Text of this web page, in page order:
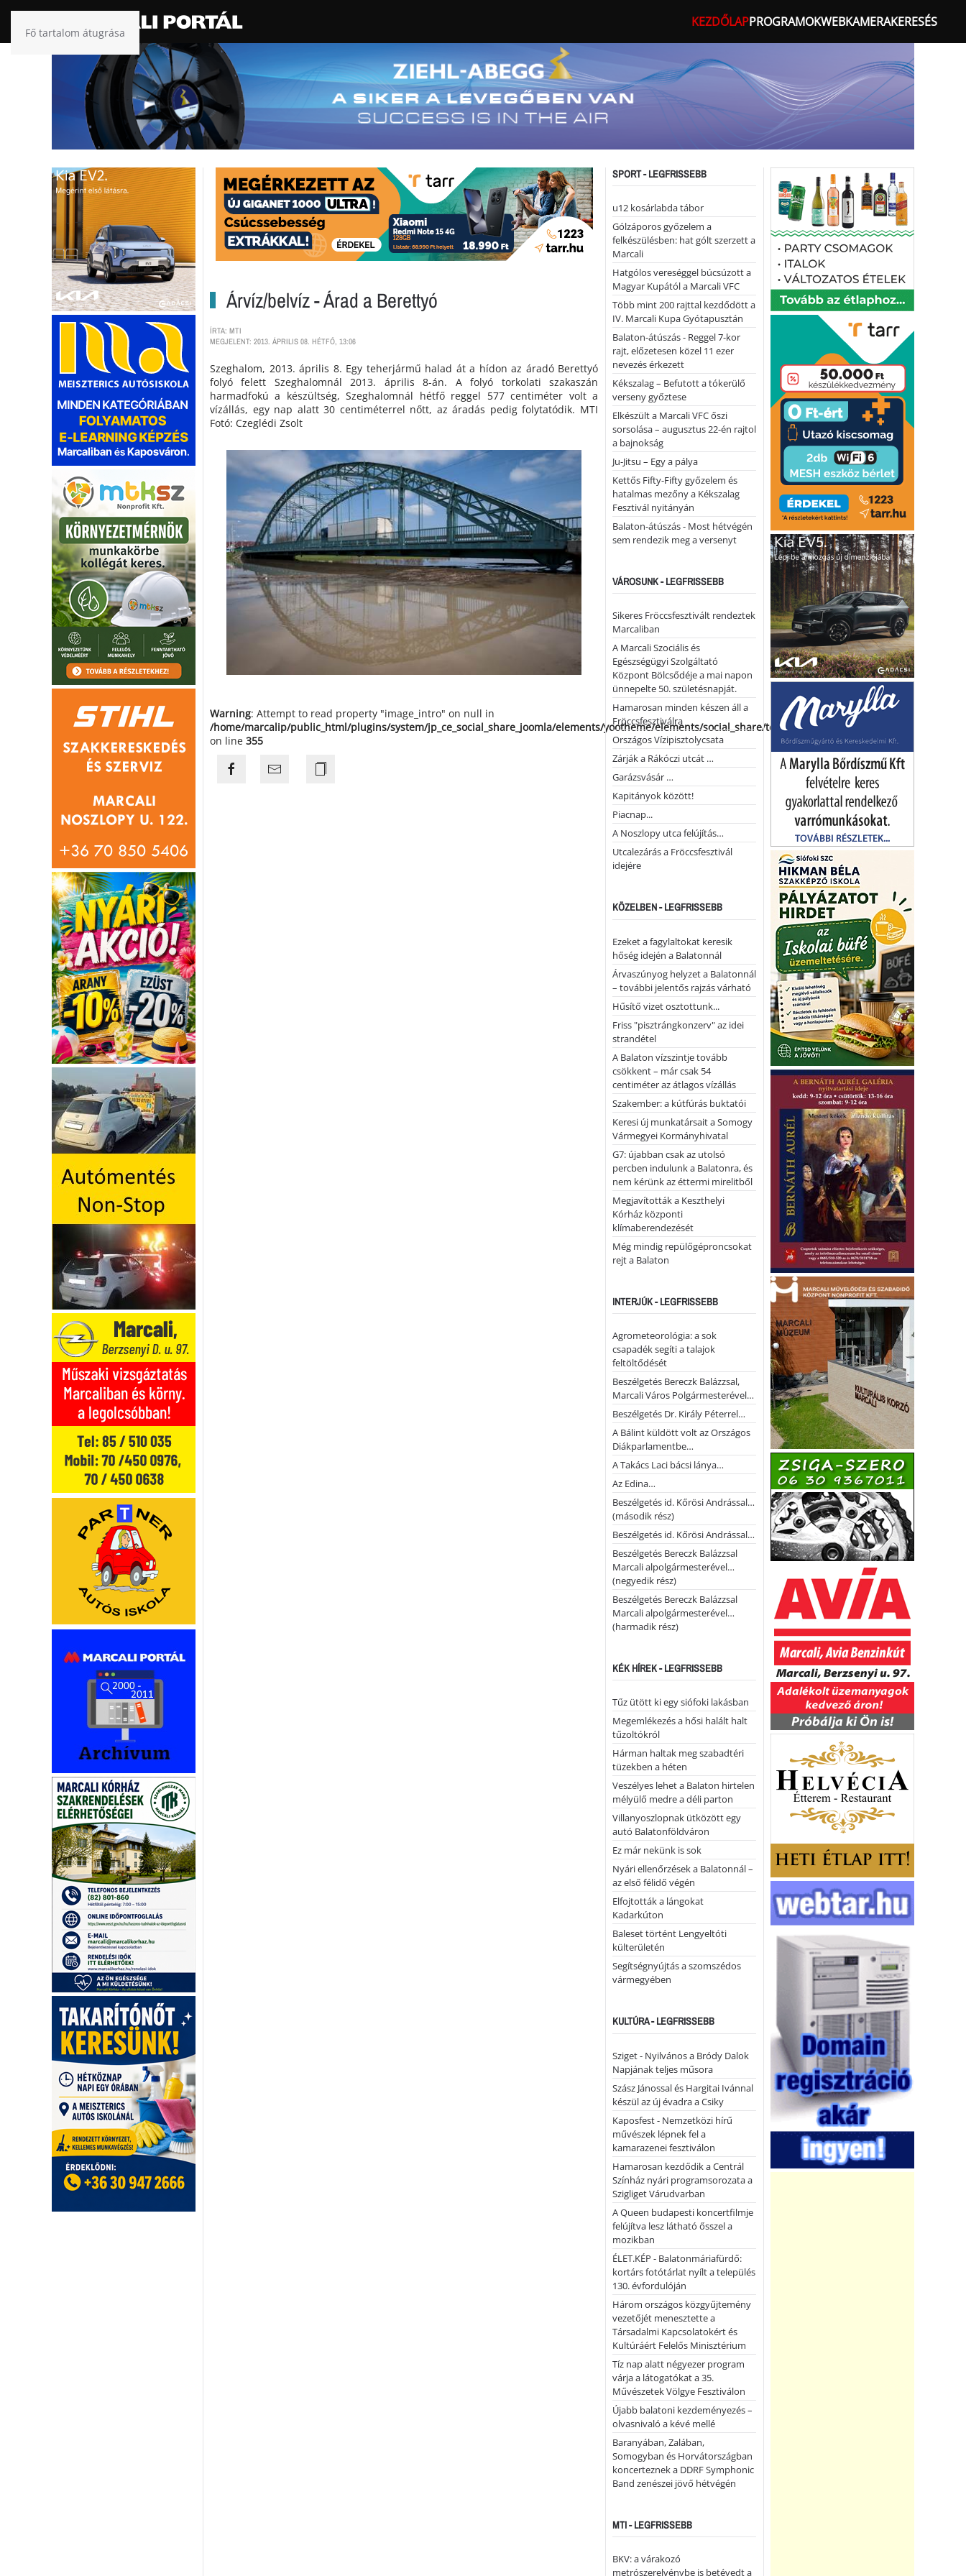
Fő tartalom átugrása
KEZDŐLAPPROGRAMOKWEBKAMERAKERESÉS
Árvíz/belvíz - Árad a Berettyó
ÍRTA: MTI
MEGJELENT: 2013. ÁPRILIS 08. HÉTFŐ, 13:06
Szeghalom, 2013. április 8. Egy teherjármű halad át a hídon az áradó Berettyó
folyó felett Szeghalomnál 2013. április 8-án. A folyó torkolati szakaszán
harmadfokú a készültség, Szeghalomnál hétfő reggel 577 centiméter volt a
vízállás, egy nap alatt 30 centiméterrel nőtt, az áradás pedig folytatódik. MTI
Fotó: Czeglédi Zsolt
Warning: Attempt to read property "image_intro" on null in
/home/marcalip/public_html/plugins/system/jp_ce_social_share_joomla/elements/yootheme/elements/social_share/templates/template.php
on line 355
SPORT - LEGFRISSEBB
u12 kosárlabda tábor
Gólzáporos győzelem a
felkészülésben: hat gólt szerzett a
Marcali
Hatgólos vereséggel búcsúzott a
Magyar Kupától a Marcali VFC
Több mint 200 rajttal kezdődött a
IV. Marcali Kupa Gyótapusztán
Balaton-átúszás - Reggel 7-kor
rajt, előzetesen közel 11 ezer
nevezés érkezett
Kékszalag – Befutott a tókerülő
verseny győztese
Elkészült a Marcali VFC őszi
sorsolása – augusztus 22-én rajtol
a bajnokság
Ju-Jitsu – Egy a pálya
Kettős Fifty-Fifty győzelem és
hatalmas mezőny a Kékszalag
Fesztivál nyitányán
Balaton-átúszás - Most hétvégén
sem rendezik meg a versenyt
VÁROSUNK - LEGFRISSEBB
Sikeres Fröccsfesztivált rendeztek
Marcaliban
A Marcali Szociális és
Egészségügyi Szolgáltató
Központ Bölcsődéje a mai napon
ünnepelte 50. születésnapját.
Hamarosan minden készen áll a
Fröccsfesztiválra
Országos Vízipisztolycsata
Zárják a Rákóczi utcát …
Garázsvásár …
Kapitányok között!
Piacnap...
A Noszlopy utca felújítás…
Utcalezárás a Fröccsfesztivál
idejére
KÖZELBEN - LEGFRISSEBB
Ezeket a fagylaltokat keresik
hőség idején a Balatonnál
Árvaszúnyog helyzet a Balatonnál
– további jelentős rajzás várható
Hűsítő vizet osztottunk...
Friss "pisztrángkonzerv" az idei
strandétel
A Balaton vízszintje tovább
csökkent – már csak 54
centiméter az átlagos vízállás
Szakember: a kútfúrás buktatói
Keresi új munkatársait a Somogy
Vármegyei Kormányhivatal
G7: újabban csak az utolsó
percben indulunk a Balatonra, és
nem kérünk az éttermi mirelitből
Megjavították a Keszthelyi
Kórház központi
klímaberendezését
Még mindig repülőgéproncsokat
rejt a Balaton
INTERJÚK - LEGFRISSEBB
Agrometeorológia: a sok
csapadék segíti a talajok
feltöltődését
Beszélgetés Bereczk Balázzsal,
Marcali Város Polgármesterével…
Beszélgetés Dr. Király Péterrel…
A Bálint küldött volt az Országos
Diákparlamentbe…
A Takács Laci bácsi lánya…
Az Edina…
Beszélgetés id. Kőrösi Andrással…
(második rész)
Beszélgetés id. Kőrösi Andrással…
Beszélgetés Bereczk Balázzsal
Marcali alpolgármesterével…
(negyedik rész)
Beszélgetés Bereczk Balázzsal
Marcali alpolgármesterével…
(harmadik rész)
KÉK HÍREK - LEGFRISSEBB
Tűz ütött ki egy siófoki lakásban
Megemlékezés a hősi halált halt
tűzoltókról
Hárman haltak meg szabadtéri
tüzekben a héten
Veszélyes lehet a Balaton hirtelen
mélyülő medre a déli parton
Villanyoszlopnak ütközött egy
autó Balatonföldváron
Ez már nekünk is sok
Nyári ellenőrzések a Balatonnál –
az első félidő végén
Elfojtották a lángokat
Kadarkúton
Baleset történt Lengyeltóti
külterületén
Segítségnyújtás a szomszédos
vármegyében
KULTÚRA - LEGFRISSEBB
Sziget - Nyilvános a Bródy Dalok
Napjának teljes műsora
Szász Jánossal és Hargitai Ivánnal
készül az új évadra a Csiky
Kaposfest - Nemzetközi hírű
művészek lépnek fel a
kamarazenei fesztiválon
Hamarosan kezdődik a Centrál
Színház nyári programsorozata a
Szigliget Várudvarban
A Queen budapesti koncertfilmje
felújítva lesz látható ősszel a
mozikban
ÉLET.KÉP - Balatonmáriafürdő:
kortárs fotótárlat nyílt a település
130. évfordulóján
Három országos közgyűjtemény
vezetőjét menesztette a
Társadalmi Kapcsolatokért és
Kultúráért Felelős Minisztérium
Tíz nap alatt négyezer program
várja a látogatókat a 35.
Művészetek Völgye Fesztiválon
Újabb balatoni kezdeményezés –
olvasnivaló a kévé mellé
Baranyában, Zalában,
Somogyban és Horvátországban
koncerteznek a DDRF Symphonic
Band zenészei jövő hétvégén
MTI - LEGFRISSEBB
BKV: a várakozó
metrószerelvénybe is betévedt a